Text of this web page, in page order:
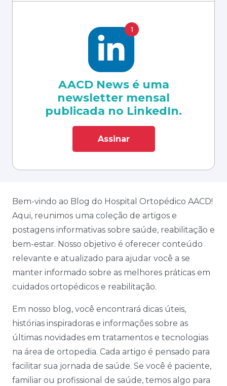
AACD News é uma
newsletter mensal
publicada no LinkedIn.
Assinar
Bem-vindo ao Blog do Hospital Ortopédico AACD!
Aqui, reunimos uma coleção de artigos e
postagens informativas sobre saúde, reabilitação e
bem-estar. Nosso objetivo é oferecer conteúdo
relevante e atualizado para ajudar você a se
manter informado sobre as melhores práticas em
cuidados ortopédicos e reabilitação.
Em nosso blog, você encontrará dicas úteis,
histórias inspiradoras e informações sobre as
últimas novidades em tratamentos e tecnologias
na área de ortopedia. Cada artigo é pensado para
facilitar sua jornada de saúde. Se você é paciente,
familiar ou profissional de saúde, temos algo para